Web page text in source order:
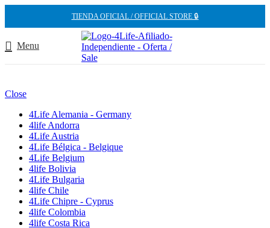
TIENDA OFICIAL / OFFICIAL STORE 🔒
Menu
Close
4Life Alemania - Germany
4life Andorra
4Life Austria
4Life Bélgica - Belgique
4Life Belgium
4life Bolivia
4Life Bulgaria
4life Chile
4Life Chipre - Cyprus
4life Colombia
4life Costa Rica